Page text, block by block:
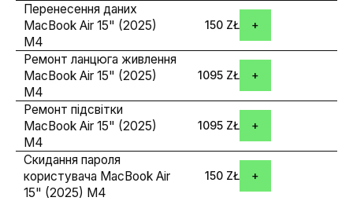
Перенесення даних
MacBook Air 15" (2025)
M4
150 ZŁ
Ремонт ланцюга живлення
MacBook Air 15" (2025)
M4
1095 ZŁ
Ремонт підсвітки
MacBook Air 15" (2025)
M4
1095 ZŁ
Скидання пароля
користувача MacBook Air
15" (2025) M4
150 ZŁ